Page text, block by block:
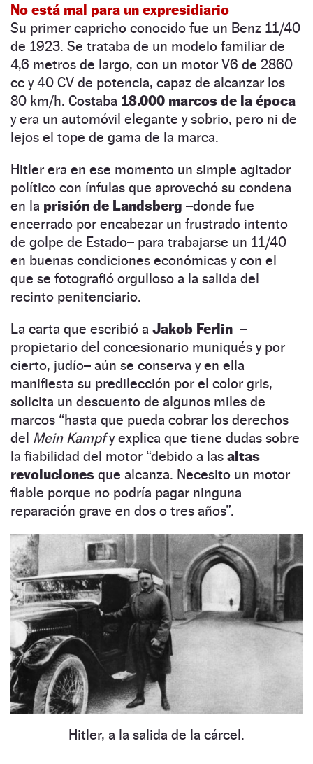
No está mal para un expresidiario
Su primer capricho conocido fue un Benz 11/40
de 1923. Se trataba de un modelo familiar de
4,6 metros de largo, con un motor V6 de 2860
cc y 40 CV de potencia, capaz de alcanzar los
80 km/h. Costaba 18.000 marcos de la época
y era un automóvil elegante y sobrio, pero ni de
lejos el tope de gama de la marca.
Hitler era en ese momento un simple agitador
político con ínfulas que aprovechó su condena
en la prisión de Landsberg –donde fue
encerrado por encabezar un frustrado intento
de golpe de Estado– para trabajarse un 11/40
en buenas condiciones económicas y con el
que se fotografió orgulloso a la salida del
recinto penitenciario.
La carta que escribió a Jakob Ferlin –
propietario del concesionario muniqués y por
cierto, judío– aún se conserva y en ella
manifiesta su predilección por el color gris,
solicita un descuento de algunos miles de
marcos “hasta que pueda cobrar los derechos
del Mein Kampf y explica que tiene dudas sobre
la fiabilidad del motor “debido a las altas
revoluciones que alcanza. Necesito un motor
fiable porque no podría pagar ninguna
reparación grave en dos o tres años”.
Hitler, a la salida de la cárcel.